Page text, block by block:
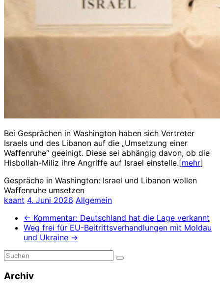
Bei Gesprächen in Washington haben sich Vertreter
Israels und des Libanon auf die „Umsetzung einer
Waffenruhe“ geeinigt. Diese sei abhängig davon, ob die
Hisbollah-Miliz ihre Angriffe auf Israel einstelle.[mehr]
Gespräche in Washington: Israel und Libanon wollen
Waffenruhe umsetzen
kaant 4. Juni 2026 Allgemein
← Kommentar: Deutschland hat die Lage verkannt
Weg frei für EU-Beitrittsverhandlungen mit Moldau
und Ukraine →
Archiv